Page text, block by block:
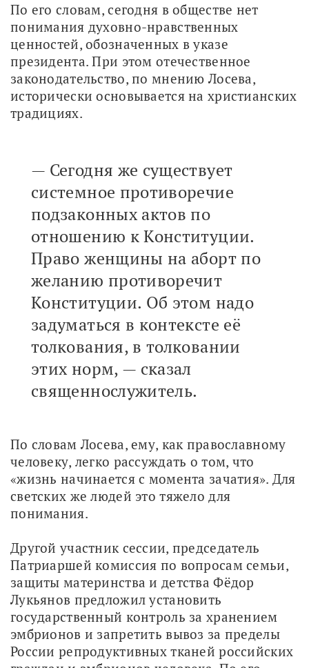
По его словам, сегодня в обществе нет
понимания духовно-нравственных
ценностей, обозначенных в указе
президента. При этом отечественное
законодательство, по мнению Лосева,
исторически основывается на христианских
традициях.
— Сегодня же существует
системное противоречие
подзаконных актов по
отношению к Конституции.
Право женщины на аборт по
желанию противоречит
Конституции. Об этом надо
задуматься в контексте её
толкования, в толковании
этих норм, — сказал
священнослужитель.
По словам Лосева, ему, как православному
человеку, легко рассуждать о том, что
«жизнь начинается с момента зачатия». Для
светских же людей это тяжело для
понимания.
Другой участник сессии, председатель
Патриаршей комиссия по вопросам семьи,
защиты материнства и детства Фёдор
Лукьянов предложил установить
государственный контроль за хранением
эмбрионов и запретить вывоз за пределы
России репродуктивных тканей российских